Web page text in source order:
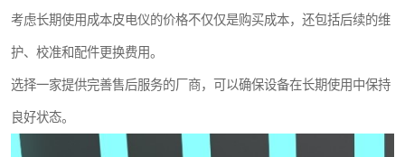
考虑长期使用成本皮电仪的价格不仅仅是购买成本，还包括后续的维
护、校准和配件更换费用。
选择一家提供完善售后服务的厂商，可以确保设备在长期使用中保持
良好状态。